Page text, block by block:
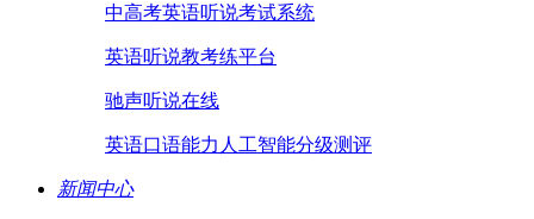
中高考英语听说考试系统
英语听说教考练平台
驰声听说在线
英语口语能力人工智能分级测评
新闻中心